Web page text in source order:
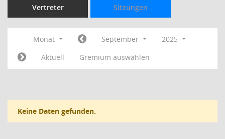
Vertreter Sitzungen
Monat September
2025
Aktuell
Gremium auswählen
Keine Daten gefunden.